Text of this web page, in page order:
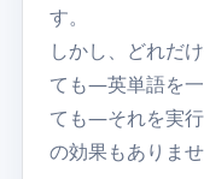
す。
しかし、どれだ
ても―英単語を
ても―それを実
の効果もありませ